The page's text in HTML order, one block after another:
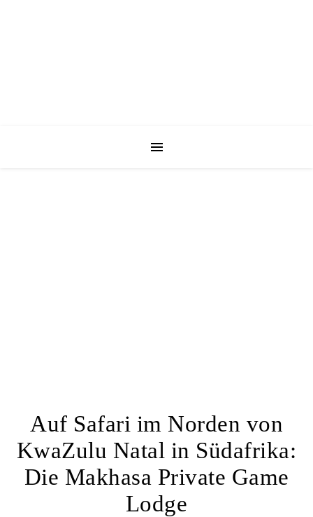
Auf Safari im Norden von
KwaZulu Natal in Südafrika:
Die Makhasa Private Game
Lodge